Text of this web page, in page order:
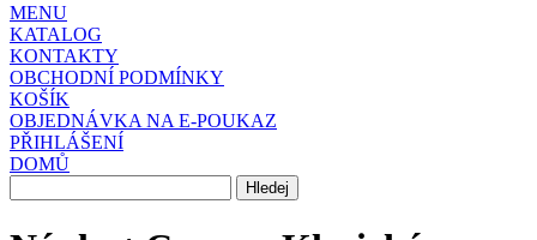
MENU
KATALOG
KONTAKTY
OBCHODNÍ PODMÍNKY
KOŠÍK
OBJEDNÁVKA NA E-POUKAZ
PŘIHLÁŠENÍ
DOMŮ